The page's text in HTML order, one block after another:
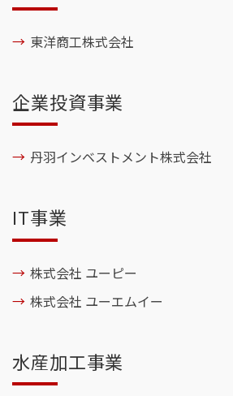
東洋商工株式会社
企業投資事業
丹羽インベストメント株式会社
IT事業
株式会社 ユーピー
株式会社 ユーエムイー
水産加工事業